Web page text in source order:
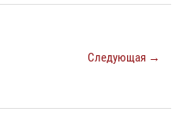
Следующая →